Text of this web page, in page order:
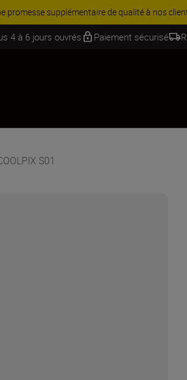
promesse supplémentaire de qualité à nos
4 à 6 jours ouvrés Paiement sécurisé
S01